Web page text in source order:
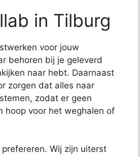
in Tilburg
voor jouw
behoren bij je geleverd
naar hebt. Daarnaast
zorgen dat alles naar
zodat er geen
hoop voor het weghalen of
Wij zijn uiterst